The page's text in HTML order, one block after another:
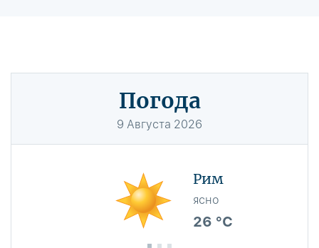
Погода
9 Августа 2026
Рим
ясно
26 °C